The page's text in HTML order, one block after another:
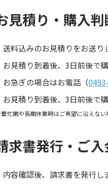
見積り・購入判
送料込みのお見積りをお送り
お見積り到着後、3日前後で
お急ぎの場合はお電話（
お見積り到着後、3日前後で
繁忙期や長期休業時はご希望に沿えない
求書発行・ご入
内容確認後、請求書を発行し